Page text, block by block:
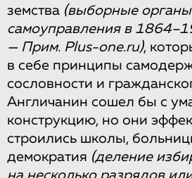
земства (выборные органы
самоуправления в
— Прим. Plus-one.ru),
в себе принципы
сословности и
Англичанин сошел бы с
конструкцию, но они
строились школы,
демократия (деление
на несколько разрядов